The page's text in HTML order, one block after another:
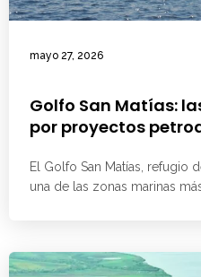
mayo 27, 2026
Golfo San Matías:
por proyectos
El Golfo San Matías, refugio
una de las zonas marinas